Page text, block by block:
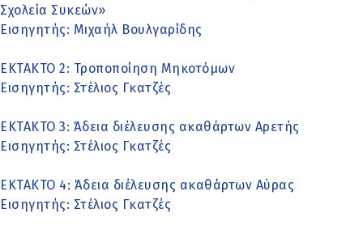
Σχολεία Συκεών»
Εισηγητής: Μιχαήλ Βουλγαρίδης
ΕΚΤΑΚΤΟ 2: Τροποποίηση Μηκοτόμων
Εισηγητής: Στέλιος Γκατζές
ΕΚΤΑΚΤΟ 3: Άδεια διέλευσης ακαθάρτων Αρετής
Εισηγητής: Στέλιος Γκατζές
ΕΚΤΑΚΤΟ 4: Άδεια διέλευσης ακαθάρτων Αύρας
Εισηγητής: Στέλιος Γκατζές